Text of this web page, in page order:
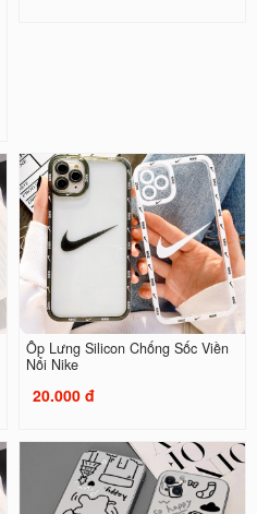
Ốp Lưng Silicon Chống Sốc Viền
Nổi Nike
20.000 đ